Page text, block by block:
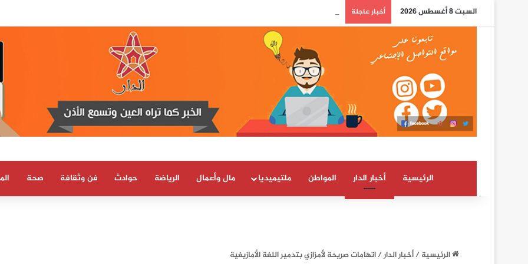
السبت 8 أغسطس 2026 أخبار عاجلة الدرهم يرتفع بـ 0,8 في المائة مقابل الدولار ما بين 30 يوليوز و5 غشت (بنك المغرب)
الرئيسية أخبار الدار المواطن ملتيميديا مال وأعمال الرياضة حوادث فن وثقافة صحة
الرئيسية/أخبار الدار/اتهامات صريحة لأمزازي بتدمير اللغة الأمازيغية